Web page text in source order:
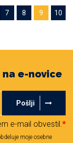
7 8 9 10
e-novice
Pošlji
e-mail obvestil.*
moje osebne